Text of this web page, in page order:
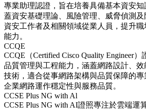
專業助理認證，旨在培養具備基本資安
蓋資安基礎理論、風險管理、威脅偵測
資安工作者及相關領域從業人員，提升
能力。
CCQE
CCQE（Certified Cisco Quality Engineer
品質管理與工程能力，涵蓋網路設計、
技術，適合從事網路架構與品質保障的
企業網路運作穩定性與服務品質。
CCSE Plus NG with Al
CCSE Plus NG with AI證照專注於雲端運